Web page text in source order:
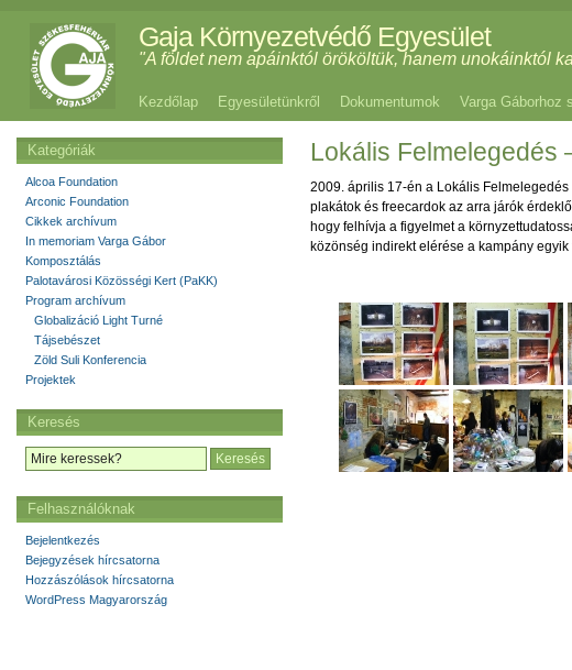
Gaja Környezetvédő Egyesület
"A földet nem apáinktól örököltük, hanem unokáinktól
Kezdőlap Egyesületünkről Dokumentumok Varga Gáborhoz
Lokális Felmelegedés
2009. április 17-én a Lokális
plakátok és freecardok az arra járók
hogy felhívja a figyelmet a
közönség indirekt elérése a kampány
Kategóriák
Alcoa Foundation
Arconic Foundation
Cikkek archívum
In memoriam Varga Gábor
Komposztálás
Palotavárosi Közösségi Kert (PaKK)
Program archívum
Globalizáció Light Turné
Tájsebészet
Zöld Suli Konferencia
Projektek
Keresés
Felhasználóknak
Bejelentkezés
Bejegyzések hírcsatorna
Hozzászólások hírcsatorna
WordPress Magyarország